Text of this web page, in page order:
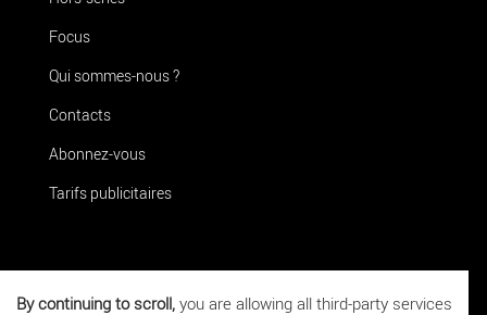
Focus
Qui sommes-nous ?
Contacts
Abonnez-vous
Tarifs publicitaires
Téléchargez
l'application La Terrasse
By continuing to scroll, you are allowing all third-party services